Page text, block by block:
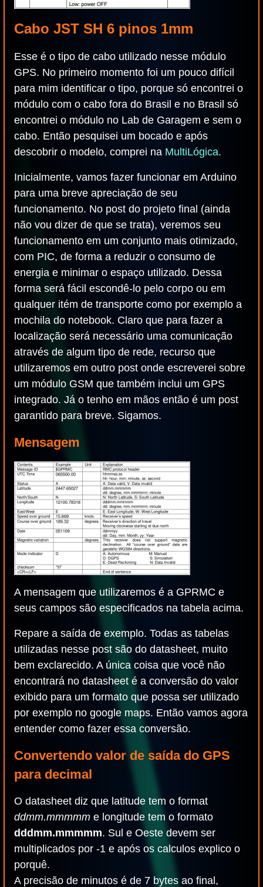
Cabo JST SH 6 pinos 1mm
Esse é o tipo de cabo utilizado nesse módulo
GPS. No primeiro momento foi um pouco difícil
para mim identificar o tipo, porque só encontrei o
módulo com o cabo fora do Brasil e no Brasil só
encontrei o módulo no Lab de Garagem e sem o
cabo. Então pesquisei um bocado e após
descobrir o modelo, comprei na MultiLógica.
Inicialmente, vamos fazer funcionar em Arduino
para uma breve apreciação de seu
funcionamento. No post do projeto final (ainda
não vou dizer de que se trata), veremos seu
funcionamento em um conjunto mais otimizado,
com PIC, de forma a reduzir o consumo de
energia e minimar o espaço utilizado. Dessa
forma será fácil escondê-lo pelo corpo ou em
qualquer itém de transporte como por exemplo a
mochila do notebook. Claro que para fazer a
localização será necessário uma comunicação
através de algum tipo de rede, recurso que
utilizaremos em outro post onde escreverei sobre
um módulo GSM que também inclui um GPS
integrado. Já o tenho em mãos então é um post
garantido para breve. Sigamos.
Mensagem
A mensagem que utilizaremos é a GPRMC e
seus campos são especificados na tabela acima.
Repare a saída de exemplo. Todas as tabelas
utilizadas nesse post são do datasheet, muito
bem exclarecido. A única coisa que você não
encontrará no datasheet é a conversão do valor
exibido para um formato que possa ser utilizado
por exemplo no google maps. Então vamos agora
entender como fazer essa conversão.
Convertendo valor de saída do GPS
para decimal
O datasheet diz que latitude tem o format
ddmm.mmmmm e longitude tem o formato
dddmm.mmmmm. Sul e Oeste devem ser
multiplicados por -1 e após os calculos explico o
porquê.
A precisão de minutos é de 7 bytes ao final,